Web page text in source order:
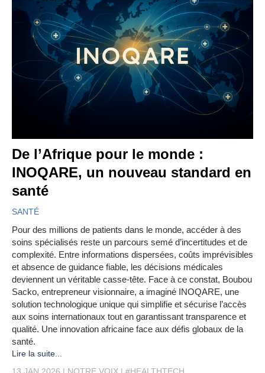
De l’Afrique pour le monde :
INOQARE, un nouveau standard en
santé
SANTÉ
Pour des millions de patients dans le monde, accéder à des
soins spécialisés reste un parcours semé d’incertitudes et de
complexité. Entre informations dispersées, coûts imprévisibles
et absence de guidance fiable, les décisions médicales
deviennent un véritable casse-tête. Face à ce constat, Boubou
Sacko, entrepreneur visionnaire, a imaginé INOQARE, une
solution technologique unique qui simplifie et sécurise l’accès
aux soins internationaux tout en garantissant transparence et
qualité. Une innovation africaine face aux défis globaux de la
santé.
Lire la suite...